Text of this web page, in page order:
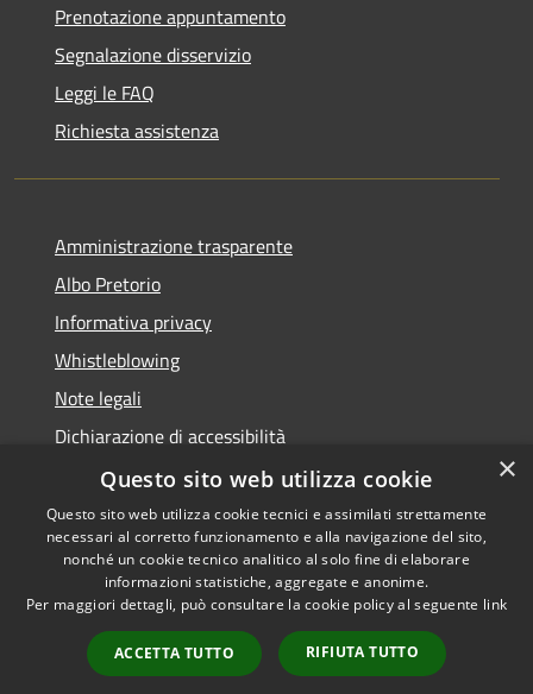
Prenotazione appuntamento
Segnalazione disservizio
Leggi le FAQ
Richiesta assistenza
Amministrazione trasparente
Albo Pretorio
Informativa privacy
Whistleblowing
Note legali
Dichiarazione di accessibilità
Feedback accessibilità
RSS
Accessibilità
Copyright © 2026 • Comune di
Municipium•
Accesso
redazione
×
Questo sito web utilizza cookie
Questo sito web utilizza cookie tecnici e assimilati strettamente
necessari al corretto funzionamento e alla navigazione del sito,
nonché un cookie tecnico analitico al solo fine di elaborare
informazioni statistiche, aggregate e anonime.
Per maggiori dettagli, può consultare la cookie policy al seguente link
ACCETTA TUTTO RIFIUTA TUTTO